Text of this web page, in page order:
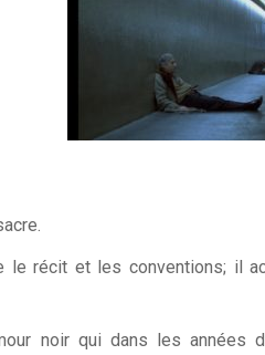
le récit et les conventions; il
noir qui dans les